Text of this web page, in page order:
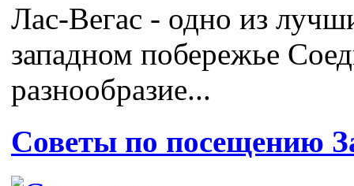
Лас-Вегас - одно из
западном побережье
разнообразие...
Советы по посещению